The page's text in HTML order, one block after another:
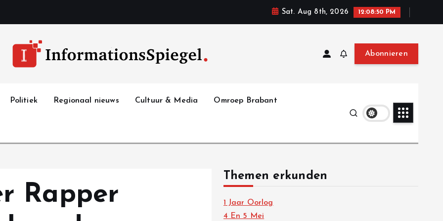
Sat. Aug 8th, 2026 12:08:51 PM
Abonnieren
Politiek Regionaal nieuws Cultuur & Media Omroep Brabant
Rapper
Themen erkunden
1 Jaar Oorlog
4 En 5 Mei